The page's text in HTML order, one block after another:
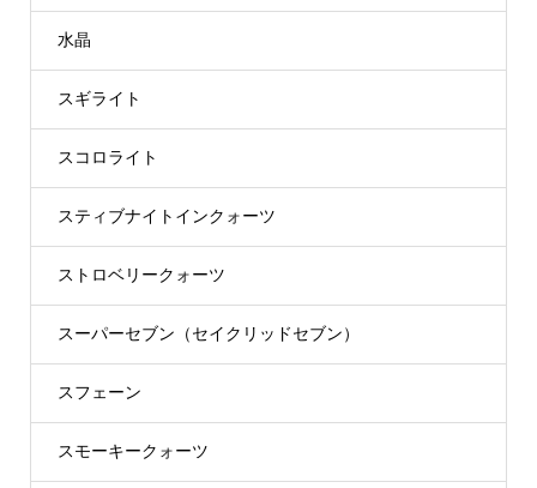
水晶
スギライト
スコロライト
スティブナイトインクォーツ
ストロベリークォーツ
スーパーセブン（セイクリッドセブン）
スフェーン
スモーキークォーツ